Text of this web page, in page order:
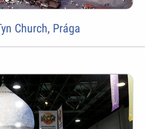
Church, Prága